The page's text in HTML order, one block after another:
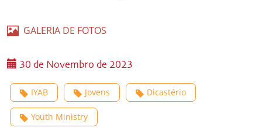
GALERIA DE FOTOS
30 de Novembro de 2023
IYAB Jovens Dicastério
Youth Ministry